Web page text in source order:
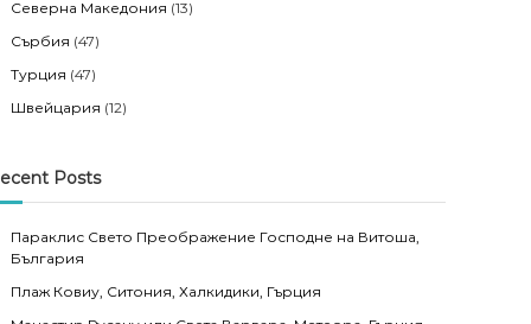
Северна Македония (13)
Сърбия (47)
Турция (47)
Швейцария (12)
Posts
Параклис Свето Преображение Господне на Витоша,
България
Плаж Ковиу, Ситония, Халкидики, Гърция